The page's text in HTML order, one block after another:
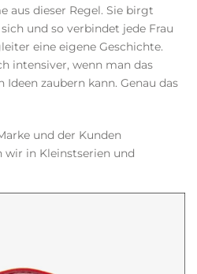
aus dieser Regel. Sie birgt
und so verbindet jede Frau
eine eigene Geschichte.
intensiver, wenn man das
zaubern kann. Genau das
und der Kunden
wir in Kleinstserien und